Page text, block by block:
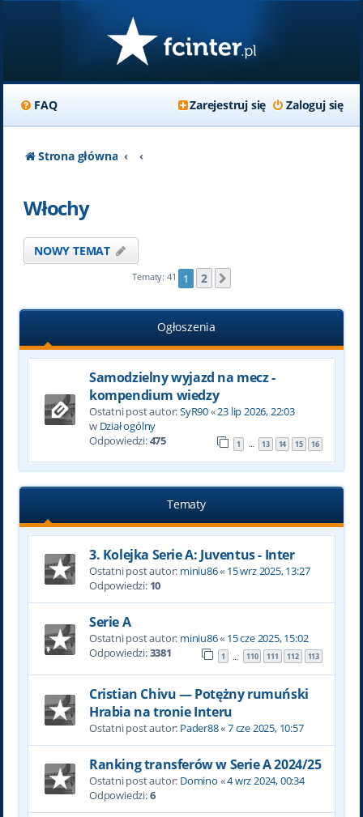
FAQ Zaloguj się
Zarejestruj się
Strona główna
Włochy
NOWY TEMAT
Tematy: 41 1 2
Ogłoszenia
Samodzielny wyjazd na mecz -
kompendium wiedzy
Ostatni post autor:SyR90«23 lip 2026, 22:03
w Dział ogólny
Odpowiedzi:475 1 … 13 14 15 16
Tematy
3. Kolejka Serie A: Juventus - Inter
Ostatni post autor: miniu86« 15 wrz 2025, 13:27
Odpowiedzi: 10
Serie A
Ostatni post autor: miniu86« 15 cze 2025, 15:02
Odpowiedzi:3381 1 … 110 111 112 113
Cristian Chivu — Potężny rumuński
Hrabia na tronie Interu
Ostatni post autor: Pader88«7 cze 2025, 10:57
Ranking transferów w Serie A 2024/25
Ostatni post autor: Domino «4 wrz 2024, 00:34
Odpowiedzi:6